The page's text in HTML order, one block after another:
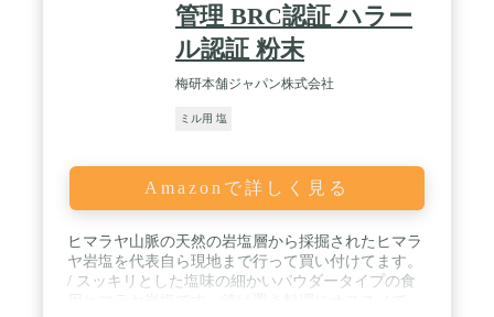
管理 BRC認証 ハラー
ル認証 粉末
梅研本舗ジャパン株式会社
ミル用 塩
Amazonで詳しく見る
ヒマラヤ山脈の天然の岩塩層から採掘されたヒマラ
ヤ岩塩を代表自ら現地まで行って買い付けてます。
/ スッキリとした塩味の細かいパウダータイプの食